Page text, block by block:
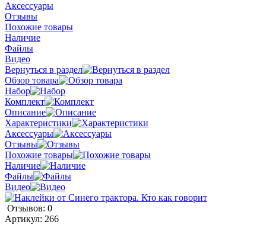
Аксессуары
Отзывы
Похожие товары
Наличие
Файлы
Видео
Вернуться в раздел
Обзор товара
Набор
Комплект
Описание
Характеристики
Аксессуары
Отзывы
Похожие товары
Наличие
Файлы
Видео
Отзывов: 0
Артикул: 266